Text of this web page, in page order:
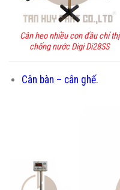
Cân heo nhiều con đầu chỉ thị
chống nước Digi Di28SS
Cân bàn – cân ghế.